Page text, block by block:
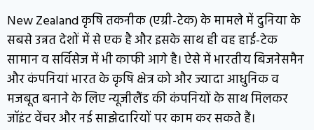
New Zealand कृषि तकनीक (एग्री-टेक) के मामले में दुनिया के
सबसे उन्नत देशों में से एक है और इसके साथ ही वह हाई-टेक
सामान व सर्विसेज में भी काफी आगे है। ऐसे में भारतीय बिजनेसमैन
और कंपनियां भारत के कृषि क्षेत्र को और ज्यादा आधुनिक व
मजबूत बनाने के लिए न्यूजीलैंड की कंपनियों के साथ मिलकर
जॉइंट वेंचर और नई साझेदारियों पर काम कर सकते हैं।